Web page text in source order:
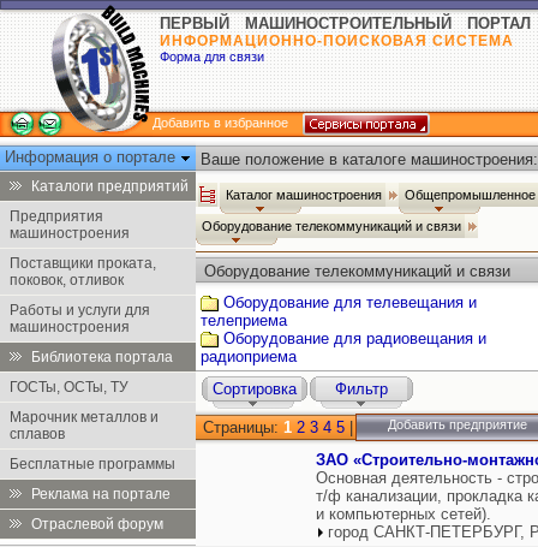
ПЕРВЫЙ МАШИНОСТРОИТЕЛЬНЫЙ ПОРТАЛ
ИНФОРМАЦИОННО-ПОИСКОВАЯ СИСТЕМА
Форма для связи
Добавить в избранное
Информация о портале
Каталоги предприятий
Предприятия
машиностроения
Поставщики проката,
поковок, отливок
Работы и услуги для
машиностроения
Библиотека портала
ГОСТы, ОСТы, ТУ
Марочник металлов и
сплавов
Бесплатные программы
Реклама на портале
Отраслевой форум
Ваше положение в каталоге машиностроения:
Каталог машиностроения Общепромышленное
Оборудование телекоммуникаций и связи
Оборудование телекоммуникаций и связи
Оборудование для телевещания и
телеприема
Оборудование для радиовещания и
радиоприема
Сортировка
Фильтр
Страницы: 1 2 3 4 5 Добавить предприятие
ЗАО «Cтроительно-
Основная деятельность -
т/ф канализации, прокладка
и компьютерных сетей).
город САНКТ-ПЕТЕРБУРГ,